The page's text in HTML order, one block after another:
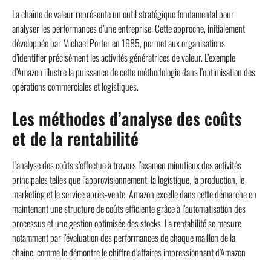
La chaîne de valeur représente un outil stratégique fondamental pour
analyser les performances d’une entreprise. Cette approche, initialement
développée par Michael Porter en 1985, permet aux organisations
d’identifier précisément les activités génératrices de valeur. L’exemple
d’Amazon illustre la puissance de cette méthodologie dans l’optimisation des
opérations commerciales et logistiques.
Les méthodes d’analyse des coûts
et de la rentabilité
L’analyse des coûts s’effectue à travers l’examen minutieux des activités
principales telles que l’approvisionnement, la logistique, la production, le
marketing et le service après-vente. Amazon excelle dans cette démarche en
maintenant une structure de coûts efficiente grâce à l’automatisation des
processus et une gestion optimisée des stocks. La rentabilité se mesure
notamment par l’évaluation des performances de chaque maillon de la
chaîne, comme le démontre le chiffre d’affaires impressionnant d’Amazon